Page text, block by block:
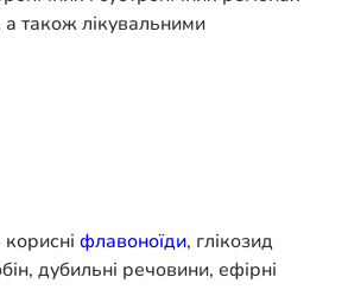
також лікувальними
флавоноїди, глікозид
дубильні речовини, ефірні